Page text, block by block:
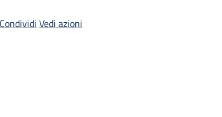
Condividi Vedi azioni